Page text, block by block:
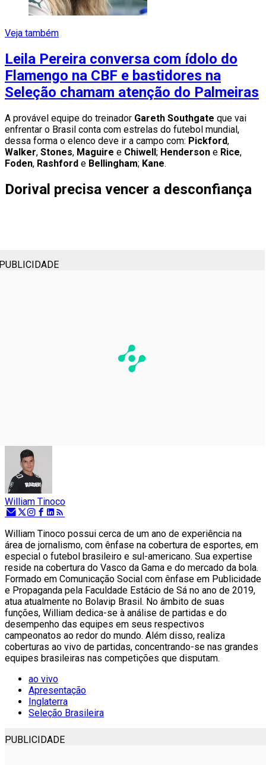
Veja também
Leila Pereira conversa com ídolo do
Flamengo na CBF e bastidores na
Seleção chamam atenção do Palmeiras
A provável equipe do treinador Gareth Southgate que vai
enfrentar o Brasil conta com estrelas do futebol mundial,
dessa forma o elenco deve ir a campo com: Pickford,
Walker, Stones, Maguire e Chiwell; Henderson e Rice,
Foden, Rashford e Bellingham; Kane.
Dorival precisa vencer a desconfiança
William Tinoco
William Tinoco possui cerca de um ano de experiência na
área de jornalismo, com ênfase na cobertura de esportes, em
especial o futebol brasileiro e sul-americano. Sua expertise
reside na cobertura do Vasco da Gama e do mercado da bola.
Formado em Comunicação Social com ênfase em Publicidade
e Propaganda pela Faculdade Estácio de Sá no ano de 2019,
atua atualmente no Bolavip Brasil. No âmbito de suas
funções, William dedica-se à análise de partidas e do
desempenho das equipes em seus respectivos
campeonatos ao redor do mundo. Além disso, realiza
coberturas ao vivo de partidas, concentrando-se nas grandes
equipes brasileiras nas competições que disputam.
ao vivo
Apresentação
Inglaterra
Seleção Brasileira
PUBLICIDADE